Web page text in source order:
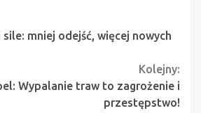
mniej odejść, więcej nowych
Kolejny:
Wypalanie traw to zagrożenie i
przestępstwo!